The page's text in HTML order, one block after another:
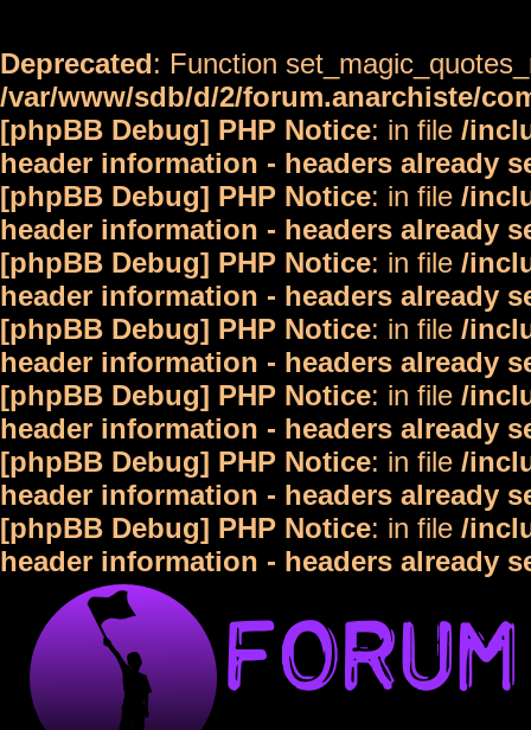
Deprecated: Function
/var/www/sdb/d/2/forum.anarchiste/
[phpBB Debug] PHP Notice: in file /
header information - headers already
[phpBB Debug] PHP Notice: in file /
header information - headers already
[phpBB Debug] PHP Notice: in file /
header information - headers already
[phpBB Debug] PHP Notice: in file /
header information - headers already
[phpBB Debug] PHP Notice: in file /
header information - headers already
[phpBB Debug] PHP Notice: in file /
header information - headers already
[phpBB Debug] PHP Notice: in file /
header information - headers already